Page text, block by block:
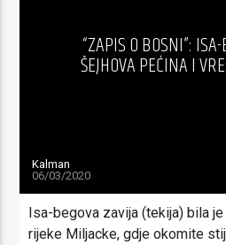
“ZAPIS O BOSNI”:
ŠEJHOVA PEĆINA I
Kalman
06/03/2020
Isa-begova zavija (tekija) bila
rijeke Miljacke, gdje okomite